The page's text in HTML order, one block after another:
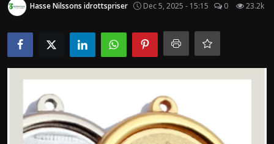
About us
Contact us
Bussiness
Politics
Sport
Hasse Nilssons idrottspriser Dec 5, 2025 - 15:15 0 23.2k